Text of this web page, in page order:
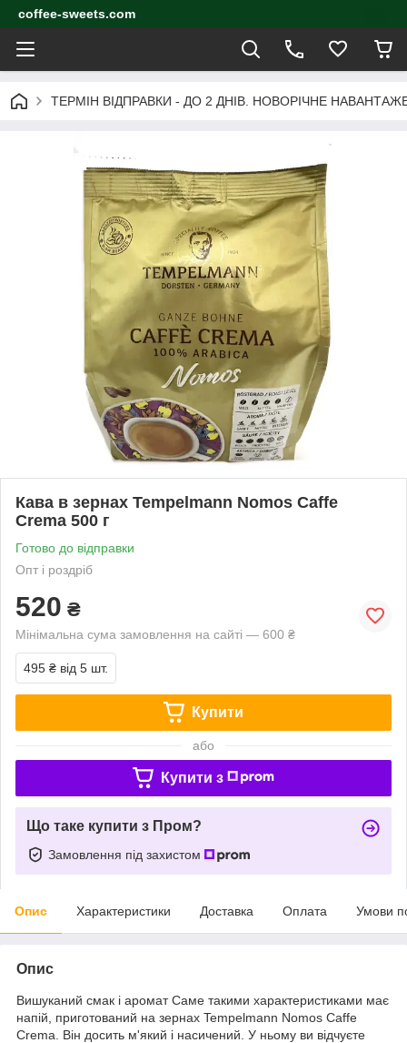
coffee-sweets.com
ТЕРМІН ВІДПРАВКИ - ДО 2 ДНІВ. НОВОРІЧНЕ
Кава в зернах Tempelmann Nomos Caffe
Crema 500 г
Готово до відправки
Опт і роздріб
520 ₴
Мінімальна сума замовлення на сайті — 600 ₴
495 ₴ від 5 шт.
Купити
або
Купити з
Що таке купити з Пром?
Замовлення під захистом
Опис Характеристики Доставка Оплата Умови
Опис
Вишуканий смак і аромат Саме такими характеристиками має
напій, приготований на зернах Tempelmann Nomos Caffe
Crema. Він досить м'який і насичений. У ньому ви відчуєте